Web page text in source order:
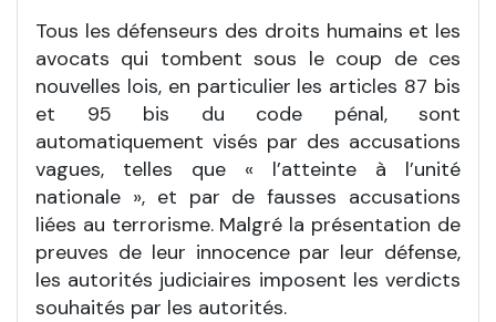
Tous les défenseurs des droits humains et les
avocats qui tombent sous le coup de ces
nouvelles lois, en particulier les articles 87 bis
et 95 bis du code pénal, sont
automatiquement visés par des accusations
vagues, telles que « l’atteinte à l’unité
nationale », et par de fausses accusations
liées au terrorisme. Malgré la présentation de
preuves de leur innocence par leur défense,
les autorités judiciaires imposent les verdicts
souhaités par les autorités.